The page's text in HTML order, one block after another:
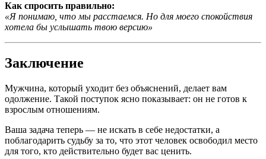
Как спросить правильно:
«Я понимаю, что мы расстаемся. Но для моего спокойствия
хотела бы услышать твою версию»
Заключение
Мужчина, который уходит без объяснений, делает вам
одолжение. Такой поступок ясно показывает: он не готов к
взрослым отношениям.
Ваша задача теперь — не искать в себе недостатки, а
поблагодарить судьбу за то, что этот человек освободил место
для того, кто действительно будет вас ценить.